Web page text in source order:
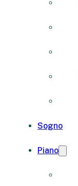
Sogno
Piano